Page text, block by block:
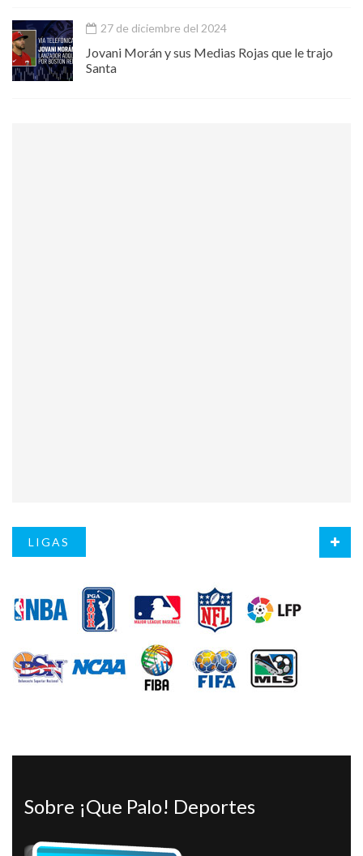
27 de diciembre del 2024
Jovani Morán y sus Medias Rojas que le trajo
Santa
LIGAS
Sobre ¡Que Palo! Deportes